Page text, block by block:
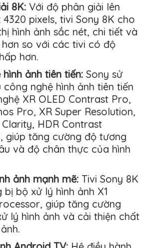
8K: Với độ phân giải lên
4320 pixels, tivi Sony 8K cho
hình ảnh sắc nét, chi tiết và
so với các tivi có độ
hơn.
ảnh tiên tiến: Sony sử
công nghệ hình ảnh tiên tiến
XR OLED Contrast Pro,
Pro, XR Super Resolution,
HDR Contrast
giúp tăng cường độ tương
và độ chân thực của hình
ảnh mạnh mẽ: Tivi Sony 8K
bộ xử lý hình ảnh X1
giúp tăng cường
lý hình ảnh và cải thiện chất